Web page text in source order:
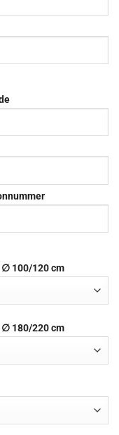
100/120 cm
180/220 cm